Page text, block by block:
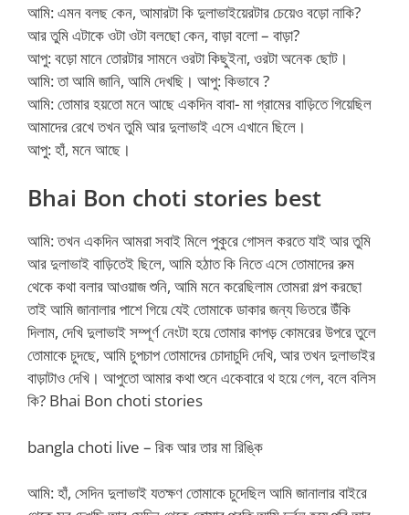
আমি: এমন বলছ কেন, আমারটা কি দুলাভাইয়েরটার চেয়েও বড়ো নাকি?
আর তুমি এটাকে ওটা ওটা বলছো কেন, বাড়া বলো – বাড়া?
আপু: বড়ো মানে তোরটার সামনে ওরটা কিছুইনা, ওরটা অনেক ছোট।
আমি: তা আমি জানি, আমি দেখছি। আপু: কিভাবে ?
আমি: তোমার হয়তো মনে আছে একদিন বাবা- মা গ্রামের বাড়িতে গিয়েছিল
আমাদের রেখে তখন তুমি আর দুলাভাই এসে এখানে ছিলে।
আপু: হাঁ, মনে আছে।
Bhai Bon choti stories best
আমি: তখন একদিন আমরা সবাই মিলে পুকুরে গোসল করতে যাই আর তুমি
আর দুলাভাই বাড়িতেই ছিলে, আমি হঠাত কি নিতে এসে তোমাদের রুম
থেকে কথা বলার আওয়াজ শুনি, আমি মনে করেছিলাম তোমরা গল্প করছো
তাই আমি জানালার পাশে গিয়ে যেই তোমাকে ডাকার জন্য ভিতরে উঁকি
দিলাম, দেখি দুলাভাই সম্পূর্ণ নেংটা হয়ে তোমার কাপড় কোমরের উপরে তুলে
তোমাকে চুদছে, আমি চুপচাপ তোমাদের চোদাচুদি দেখি, আর তখন দুলাভাইর
বাড়াটাও দেখি। আপুতো আমার কথা শুনে একেবারে থ হয়ে গেল, বলে বলিস
কি? Bhai Bon choti stories
bangla choti live – রিক আর তার মা রিঙ্কি
আমি: হাঁ, সেদিন দুলাভাই যতক্ষণ তোমাকে চুদেছিল আমি জানালার বাইরে